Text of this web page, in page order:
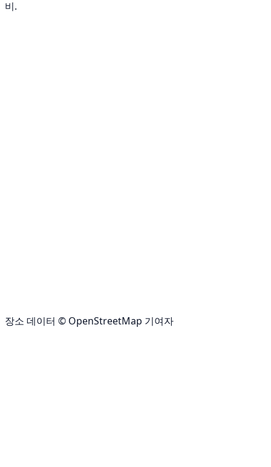
비.
장소 데이터 © OpenStreetMap 기여자